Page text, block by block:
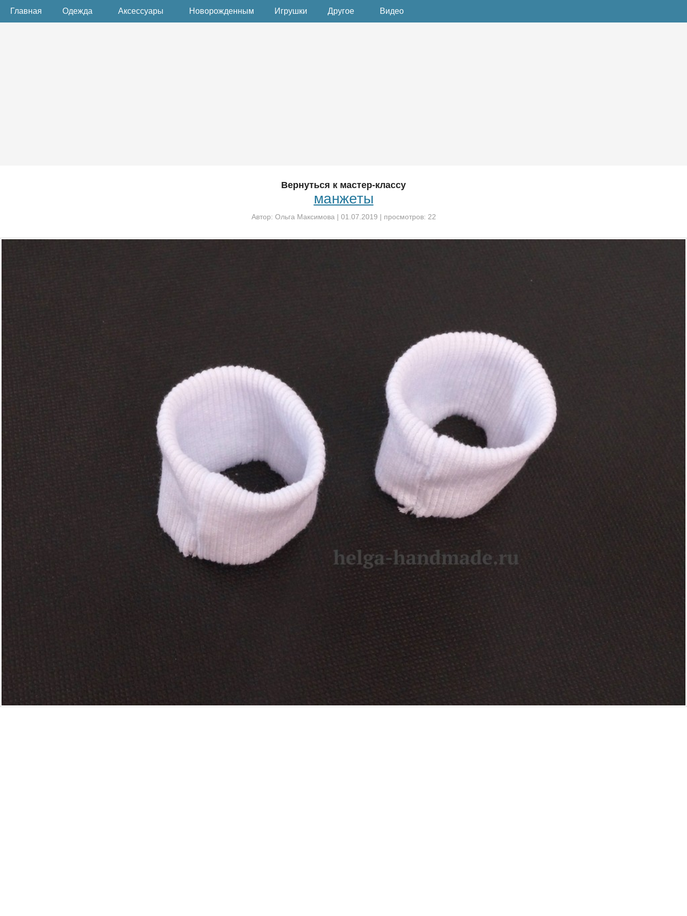
Главная Одежда Аксессуары Новорожденным Игрушки Другое Видео
Вернуться к мастер-классу
манжеты
Автор: Ольга Максимова | 01.07.2019 | просмотров: 22